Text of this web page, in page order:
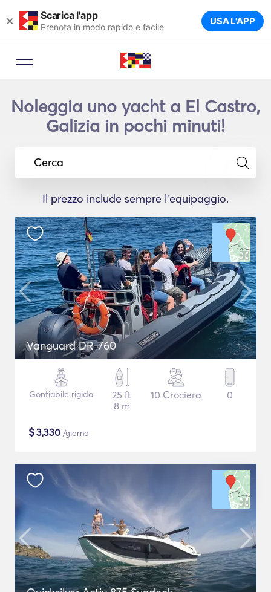
× Scarica l'app
Prenota in modo rapido e facile USA L'APP
Noleggia uno yacht a El Castro,
Galizia in pochi minuti!
Cerca
Il prezzo include sempre l'equipaggio.
Vanguard DR-760
Gonfiabile rigido
25 ft
8 m
10 Crociera 0
$3,330 /giorno